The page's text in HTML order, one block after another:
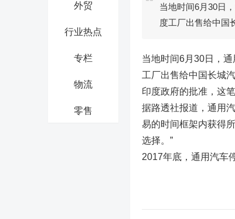
外贸
行业热点
专栏
物流
零售
当地时间6月30日
度工厂出售给中国
当地时间6月30日，
工厂出售给中国长城
印度政府的批准，这
据路透社报道，通用
易的时间框架内获得
选择。”
2017年底，通用汽车